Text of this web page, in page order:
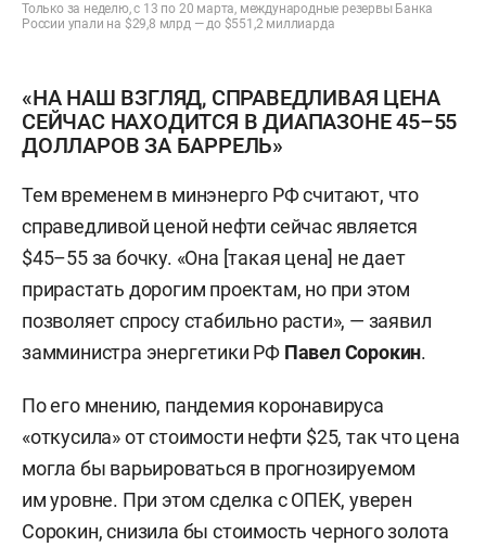
Только за неделю, с 13 по 20 марта, международные резервы Банка
России упали на $29,8 млрд — до $551,2 миллиарда
«НА НАШ ВЗГЛЯД, СПРАВЕДЛИВАЯ ЦЕНА
СЕЙЧАС НАХОДИТСЯ В ДИАПАЗОНЕ 45–55
ДОЛЛАРОВ ЗА БАРРЕЛЬ»
Тем временем в минэнерго РФ считают, что
справедливой ценой нефти сейчас является
$45–55 за бочку. «Она [такая цена] не дает
прирастать дорогим проектам, но при этом
позволяет спросу стабильно расти», — заявил
замминистра энергетики РФ Павел Сорокин.
По его мнению, пандемия коронавируса
«откусила» от стоимости нефти $25, так что цена
могла бы варьироваться в прогнозируемом
им уровне. При этом сделка с ОПЕК, уверен
Сорокин, снизила бы стоимость черного золота